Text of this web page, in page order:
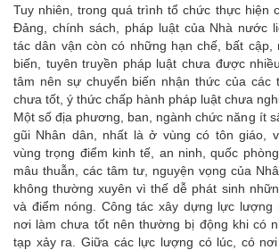
Tuy nhiên, trong quá trình tổ chức thực hiện
Đảng, chính sách, pháp luật của Nhà nước
tác dân vận còn có những hạn chế, bất cập,
biến, tuyên truyền pháp luật chưa được
tâm nên sự chuyển biến nhận thức của các
chưa tốt, ý thức chấp hành pháp luật chưa
Một số địa phương, ban, ngành chức năng ít
gũi Nhân dân, nhất là ở vùng có tôn giáo,
vùng trọng điểm kinh tế, an ninh, quốc
mâu thuẫn, các tâm tư, nguyện vọng của
không thường xuyên vì thế dễ phát sinh
và điểm nóng. Công tác xây dựng lực lượng
nơi làm chưa tốt nên thường bị động khi có
tạp xảy ra. Giữa các lực lượng có lúc, có